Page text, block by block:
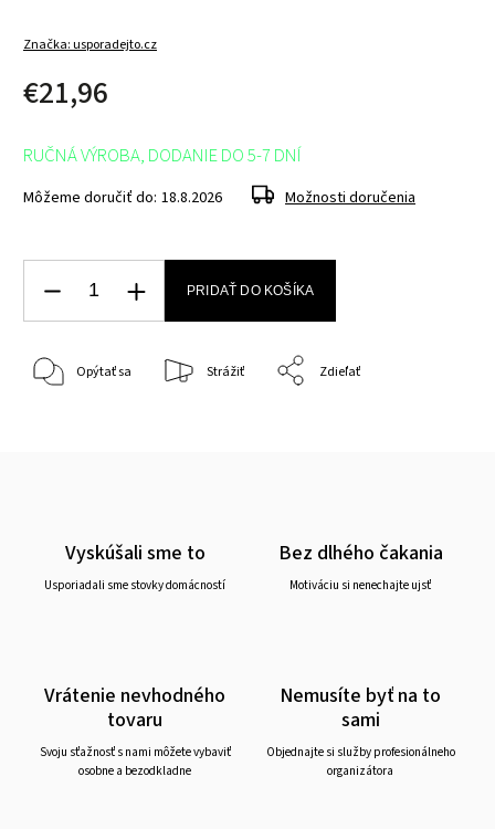
Značka:usporadejto.cz
€21,96
RUČNÁ VÝROBA, DODANIE DO 5-7 DNÍ
Môžeme doručiť do: 18.8.2026 Možnosti doručenia
PRIDAŤ DO KOŠÍKA
Opýtať sa Strážiť Zdieľať
Vyskúšali sme to
Usporiadali sme stovky domácností
Bez dlhého čakania
Motiváciu si nenechajte ujsť
Vrátenie nevhodného
tovaru
Svoju sťažnosť s nami môžete vybaviť
osobne a bezodkladne
Nemusíte byť na to
sami
Objednajte si služby profesionálneho
organizátora